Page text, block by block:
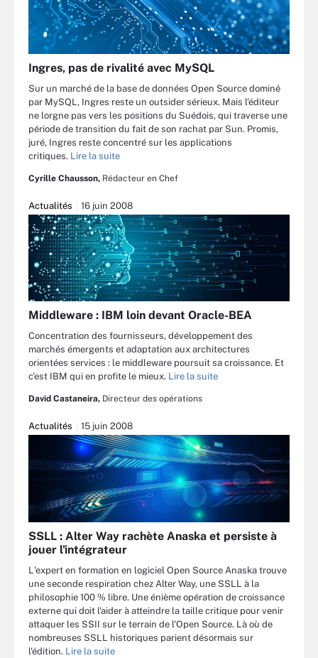
Ingres, pas de rivalité avec MySQL
Sur un marché de la base de données Open Source dominé
par MySQL, Ingres reste un outsider sérieux. Mais l'éditeur
ne lorgne pas vers les positions du Suédois, qui traverse une
période de transition du fait de son rachat par Sun. Promis,
juré, Ingres reste concentré sur les applications
critiques. Lire la suite
Cyrille Chausson, Rédacteur en Chef
Actualités 16 juin 2008
Middleware : IBM loin devant Oracle-BEA
Concentration des fournisseurs, développement des
marchés émergents et adaptation aux architectures
orientées services : le middleware poursuit sa croissance. Et
c’est IBM qui en profite le mieux. Lire la suite
David Castaneira, Directeur des opérations
Actualités 15 juin 2008
SSLL : Alter Way rachète Anaska et persiste à
jouer l'intégrateur
L'expert en formation en logiciel Open Source Anaska trouve
une seconde respiration chez Alter Way, une SSLL à la
philosophie 100 % libre. Une énième opération de croissance
externe qui doit l'aider à atteindre la taille critique pour venir
attaquer les SSII sur le terrain de l'Open Source. Là où de
nombreuses SSLL historiques parient désormais sur
l'édition. Lire la suite